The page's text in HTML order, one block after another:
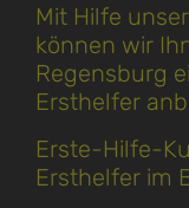
Mit Hilfe
können wir
Regensburg
Ersthelfer
Erste-Hilfe-
Ersthelfer im